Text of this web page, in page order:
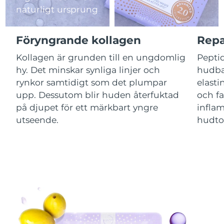
naturligt ursprung
Föryngrande kollagen
Kollagen är grunden till en ungdomlig
hy. Det minskar synliga linjer och
rynkor samtidigt som det plumpar
upp. Dessutom blir huden återfuktad
på djupet för ett märkbart yngre
utseende.
och
Jersey Förväntad leverans13/08/2026
Kazakstan Förväntad leverans 10/08/2026
Kuwait
Förväntad leverans
08/08/2026
Lettland
Förväntad leverans
08/08/2026
Luxemburg
Macao SAR Förväntad leverans10/08/2026